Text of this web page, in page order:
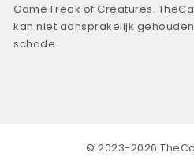
Game Freak of Creatures.
kan niet aansprakelijk
schade.
© 2023-2026